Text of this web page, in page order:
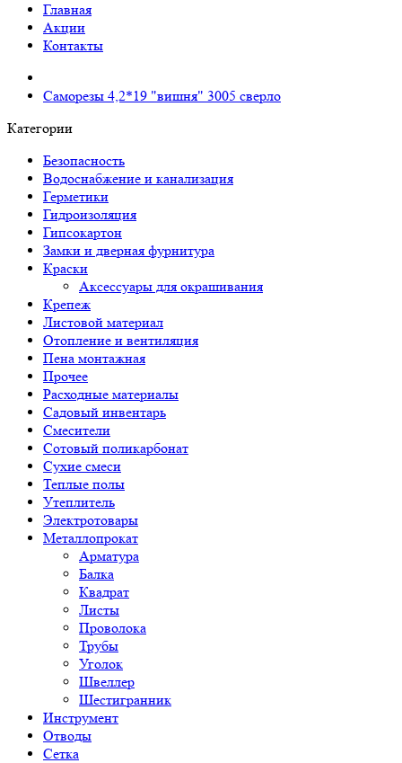
Главная
Акции
Контакты
Саморезы 4,2*19 "вишня" 3005 сверло
Категории
Безопасность
Водоснабжение и канализация
Герметики
Гидроизоляция
Гипсокартон
Замки и дверная фурнитура
Краски
Аксессуары для окрашивания
Крепеж
Листовой материал
Отопление и вентиляция
Пена монтажная
Прочее
Расходные материалы
Садовый инвентарь
Смесители
Сотовый поликарбонат
Сухие смеси
Теплые полы
Утеплитель
Электротовары
Металлопрокат
Арматура
Балка
Квадрат
Листы
Проволока
Трубы
Уголок
Швеллер
Шестигранник
Инструмент
Отводы
Сетка